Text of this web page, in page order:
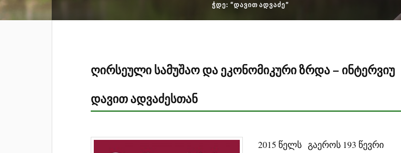
ᲭᲓᲔ: “ᲓᲐᲕᲘᲗ ᲐᲓᲕᲐᲫᲔ”
ღირსეული სამუშაო და ეკონომიკური ზრდა – ინტერვიუ
დავით ადვაძესთან
2015 წელს გაეროს 193 წევრი